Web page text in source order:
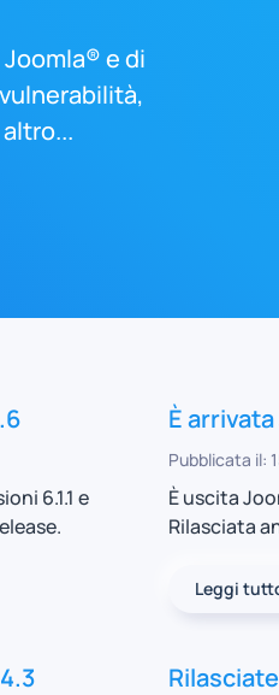
e di
6.1.1 e
È
Pubblicata il:
È uscita
Rilasciata
Leggi